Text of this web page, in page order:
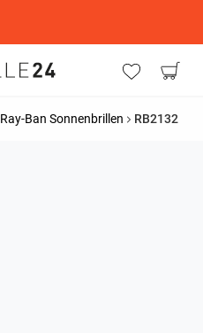
Ray-Ban Sonnenbrillen RB2132